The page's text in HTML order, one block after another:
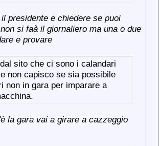
presidente e chiedere se puoi
si faà il giornaliero ma una o due
e provare
sito che ci sono i calandari
non capisco se sia possibile
non in gara per imparare a
la gara vai a girare a cazzeggio